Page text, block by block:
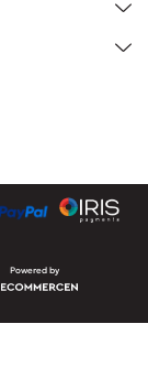
Powered by